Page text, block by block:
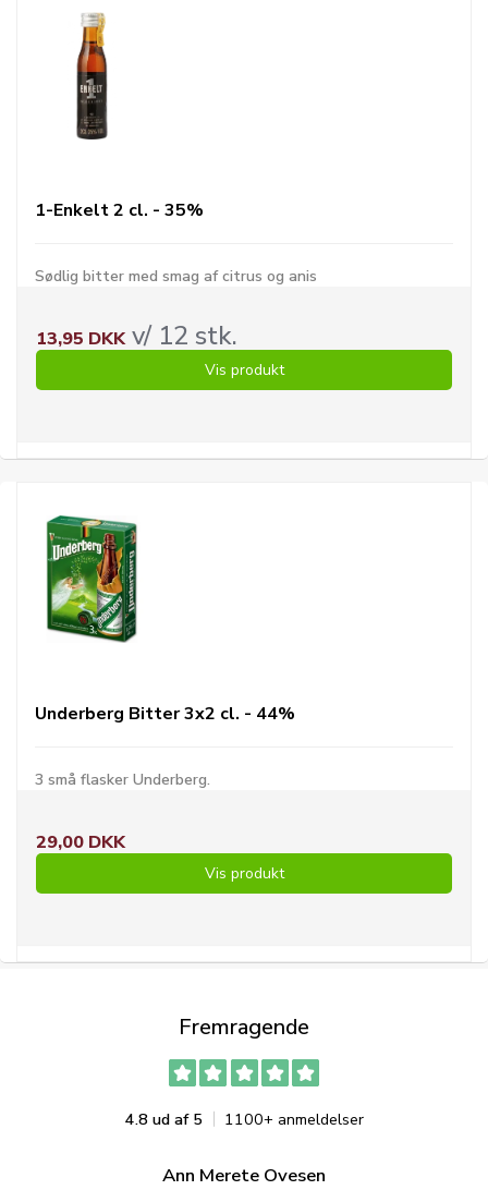
1-Enkelt 2 cl. - 35%
Sødlig bitter med smag af citrus og anis
13,95 DKKv/ 12 stk.
Vis produkt
Underberg Bitter 3x2 cl. - 44%
3 små flasker Underberg.
29,00 DKK
Vis produkt
Fremragende
4.8 ud af 5 1100+ anmeldelser
Ann Merete Ovesen